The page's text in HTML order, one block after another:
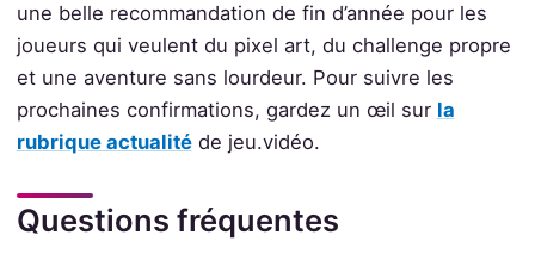
une belle recommandation de fin d’année pour les
joueurs qui veulent du pixel art, du challenge propre
et une aventure sans lourdeur. Pour suivre les
prochaines confirmations, gardez un œil sur la
rubrique actualitéde jeu.vidéo.
Questions fréquentes